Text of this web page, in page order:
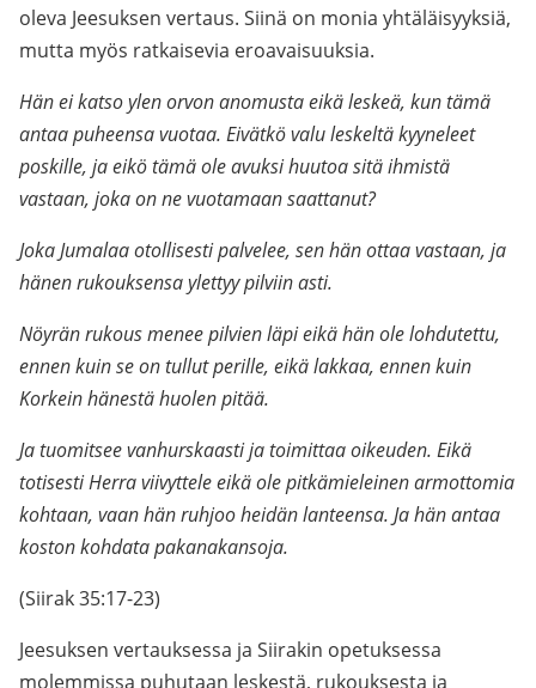
oleva Jeesuksen vertaus. Siinä on monia yhtäläisyyksiä,
mutta myös ratkaisevia eroavaisuuksia.
Hän ei katso ylen orvon anomusta eikä leskeä, kun tämä
antaa puheensa vuotaa. Eivätkö valu leskeltä kyyneleet
poskille, ja eikö tämä ole avuksi huutoa sitä ihmistä
vastaan, joka on ne vuotamaan saattanut?
Joka Jumalaa otollisesti palvelee, sen hän ottaa vastaan, ja
hänen rukouksensa ylettyy pilviin asti.
Nöyrän rukous menee pilvien läpi eikä hän ole lohdutettu,
ennen kuin se on tullut perille, eikä lakkaa, ennen kuin
Korkein hänestä huolen pitää.
Ja tuomitsee vanhurskaasti ja toimittaa oikeuden. Eikä
totisesti Herra viivyttele eikä ole pitkämieleinen armottomia
kohtaan, vaan hän ruhjoo heidän lanteensa. Ja hän antaa
koston kohdata pakanakansoja.
(Siirak 35:17-23)
Jeesuksen vertauksessa ja Siirakin opetuksessa
molemmissa puhutaan leskestä, rukouksesta ja